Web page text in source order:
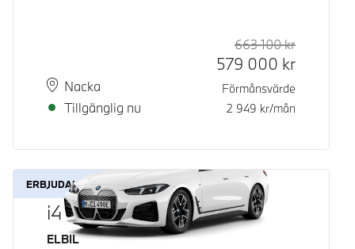
PlatsNacka
Leveranstid
Tillgänglig nu
Rek. ord
663 100kr
579 000 kr
Förmånsvärde
2 949 kr/mån
ERBJUDANDE
i4 eDrive40
Bränsle
ELBIL